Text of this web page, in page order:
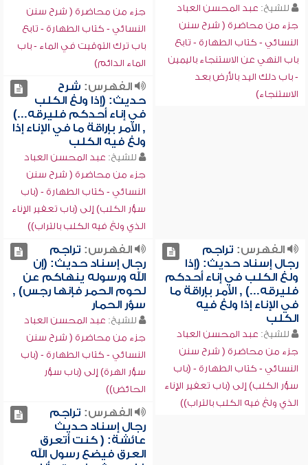
للشيخ: عبد المحسن العباد
جزء من محاضرة ( شرح سنن
النسائي - كتاب الطهارة - تابع
باب النهي عن الاستنجاء باليمين
- باب دلك اليد بالأرض بعد
الاستنجاء)
جزء من محاضرة ( شرح سنن
النسائي - كتاب الطهارة - تابع
باب ترك التوقيت في الماء - باب
الماء الدائم)
الفهرس: شرح
حديث: (إذا ولغ الكلب
في إناء أحدكم فليرقه...)
, الأمر بإراقة ما في الإناء إذا
ولغ فيه الكلب
للشيخ: عبد المحسن العباد
جزء من محاضرة ( شرح سنن
النسائي - كتاب الطهارة - (باب
سؤر الكلب) إلى (باب تعفير الإناء
الذي ولغ فيه الكلب بالتراب))
الفهرس: تراجم
رجال إسناد حديث: (إذا
ولغ الكلب في إناء أحدكم
فليرقه...) , الأمر بإراقة ما
في الإناء إذا ولغ فيه
الكلب
للشيخ: عبد المحسن العباد
جزء من محاضرة ( شرح سنن
النسائي - كتاب الطهارة - (باب
سؤر الكلب) إلى (باب تعفير الإناء
الذي ولغ فيه الكلب بالتراب))
الفهرس: تراجم
رجال إسناد حديث: (إن
الله ورسوله ينهاكم عن
لحوم الحمر فإنها رجس) ,
سؤر الحمار
للشيخ: عبد المحسن العباد
جزء من محاضرة ( شرح سنن
النسائي - كتاب الطهارة - (باب
سؤر الهرة) إلى (باب سؤر
الحائض))
الفهرس: تراجم
رجال إسناد حديث
عائشة: ( كنت أتعرق
العرق فيضع رسول الله